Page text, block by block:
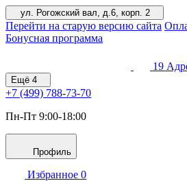
ул. Рогожский вал, д.6, корп. 2
Перейти на старую версию сайта
Бонусная программа
19
Ещё 4
+7 (499) 788-73-70
Пн-Пт 9:00-18:00
Профиль
Избранное 0